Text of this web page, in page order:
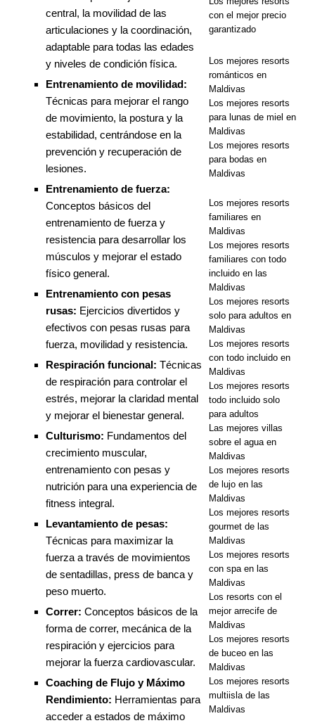
[ 13 de
noviembre
Luna de miel
de ensueño
55% de
OFERTAS
S
central, la movilidad de las
articulaciones y la coordinación,
adaptable para todas las edades
y niveles de condición física.
Entrenamiento de movilidad:
Técnicas para mejorar el rango
de movimiento, la postura y la
estabilidad, centrándose en la
prevención y recuperación de
lesiones.
Entrenamiento de fuerza:
Conceptos básicos del
entrenamiento de fuerza y
resistencia para desarrollar los
músculos y mejorar el estado
físico general.
Entrenamiento con pesas
rusas: Ejercicios divertidos y
efectivos con pesas rusas para
fuerza, movilidad y resistencia.
Respiración funcional: Técnicas
de respiración para controlar el
estrés, mejorar la claridad mental
y mejorar el bienestar general.
Culturismo: Fundamentos del
crecimiento muscular,
entrenamiento con pesas y
nutrición para una experiencia de
fitness integral.
Levantamiento de pesas:
Técnicas para maximizar la
fuerza a través de movimientos
de sentadillas, press de banca y
peso muerto.
Correr: Conceptos básicos de la
forma de correr, mecánica de la
respiración y ejercicios para
mejorar la fuerza cardiovascular.
Coaching de Flujo y Máximo
Rendimiento: Herramientas para
acceder a estados de máximo
con el mejor precio
garantizado
Los mejores resorts
románticos en
Maldivas
Los mejores resorts
para lunas de miel en
Maldivas
Los mejores resorts
para bodas en
Maldivas
Los mejores resorts
familiares en
Maldivas
Los mejores resorts
familiares con todo
incluido en las
Maldivas
Los mejores resorts
solo para adultos en
Maldivas
Los mejores resorts
con todo incluido en
Maldivas
Los mejores resorts
todo incluido solo
para adultos
Las mejores villas
sobre el agua en
Maldivas
Los mejores resorts
de lujo en las
Maldivas
Los mejores resorts
gourmet de las
Maldivas
Los mejores resorts
con spa en las
Maldivas
Los resorts con el
mejor arrecife de
Maldivas
Los mejores resorts
de buceo en las
Maldivas
Los mejores resorts
multiisla de las
Maldivas